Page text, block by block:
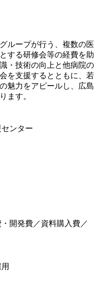
ループが行う、複数の医
する研修会等の経費を助
・技術の向上と他病院の
を支援するとともに、若
魅力をアピールし、広島
ます。
ンター
開発費／資料購入費／